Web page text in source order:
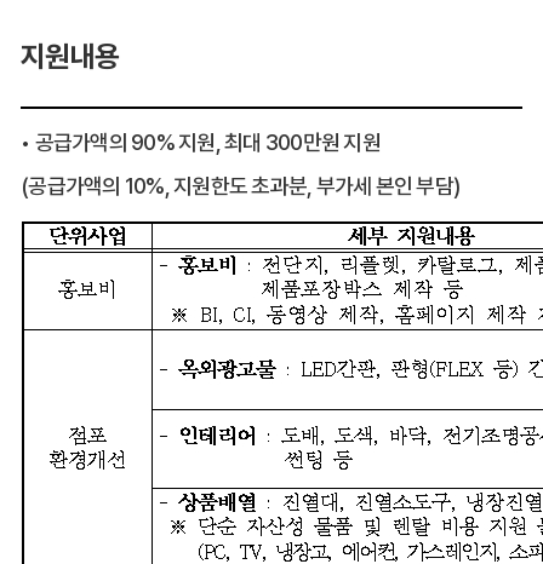
지원내용
• 공급가액의 90% 지원, 최대 300만원 지원
(공급가액의 10%, 지원한도 초과분, 부가세 본인 부담)